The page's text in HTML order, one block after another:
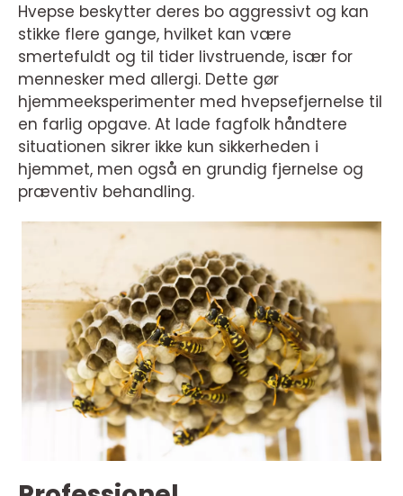
Hvepse beskytter deres bo aggressivt og kan
stikke flere gange, hvilket kan være
smertefuldt og til tider livstruende, især for
mennesker med allergi. Dette gør
hjemmeeksperimenter med hvepsefjernelse til
en farlig opgave. At lade fagfolk håndtere
situationen sikrer ikke kun sikkerheden i
hjemmet, men også en grundig fjernelse og
præventiv behandling.